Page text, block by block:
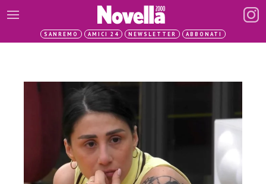
SANREMO AMICI 24 NEWSLETTER ABBONATI